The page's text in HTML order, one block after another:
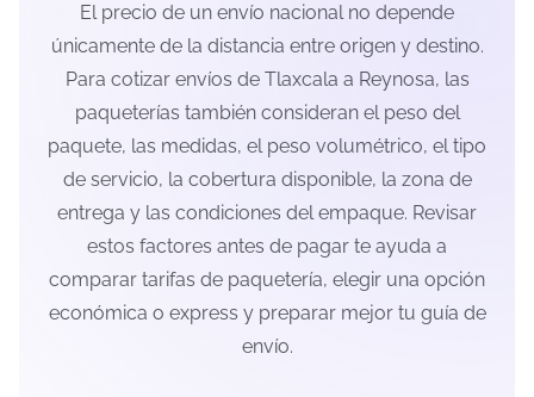
El precio de un envío nacional no depende
únicamente de la distancia entre origen y destino.
Para cotizar envíos de Tlaxcala a Reynosa, las
paqueterías también consideran el peso del
paquete, las medidas, el peso volumétrico, el tipo
de servicio, la cobertura disponible, la zona de
entrega y las condiciones del empaque. Revisar
estos factores antes de pagar te ayuda a
comparar tarifas de paquetería, elegir una opción
económica o express y preparar mejor tu guía de
envío.